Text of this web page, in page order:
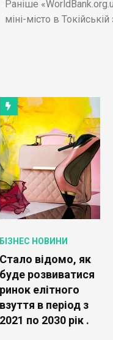
Раніше
міні-місто в Токійській
БІЗНЕС НОВИНИ
Стало відомо, як
буде розвиватися
ринок елітного
взуття в період з
2021 по 2030 рік .